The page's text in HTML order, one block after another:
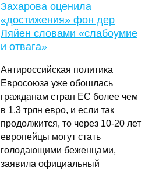
Захарова оценила
«достижения» фон дер
Ляйен словами «слабоумие
и отвага»
Антироссийская политика
Евросоюза уже обошлась
гражданам стран ЕС более чем
в 1,3 трлн евро, и если так
продолжится, то через 10-20 лет
европейцы могут стать
голодающими беженцами,
заявила официальный